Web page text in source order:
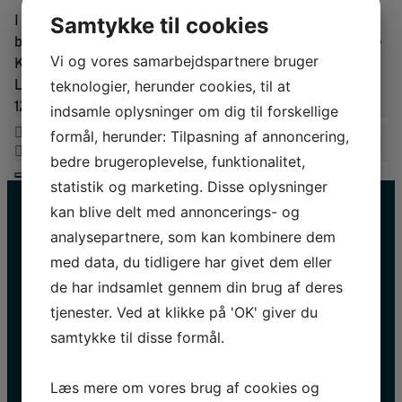
I Sagnlandets biograf kører fortællingerne hele dagen. I
biografen viser vi filmen om byggeriet af den genskabte
Kongehal fra vikingetid, som stod færdig i Sagnlandet
Lejre i 2020. Filmen vises hvert kvarter og tager cirka
12 minutter.
HOLD DIG OPDATERET
Navn
Samtykke til cookies
Vi og vores samarbejdspartnere bruger
teknologier, herunder cookies, til at
indsamle oplysninger om dig til forskellige
formål, herunder: Tilpasning af annoncering,
bedre brugeroplevelse, funktionalitet,
statistik og marketing. Disse oplysninger
kan blive delt med annoncerings- og
analysepartnere, som kan kombinere dem
med data, du tidligere har givet dem eller
de har indsamlet gennem din brug af deres
tjenester. Ved at klikke på 'OK' giver du
samtykke til disse formål.
Læs mere om vores brug af cookies og